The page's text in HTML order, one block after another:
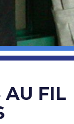
AU FIL